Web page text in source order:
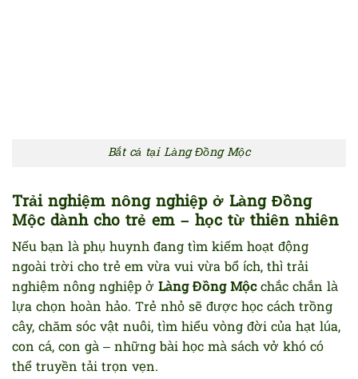
Bắt cá tại Làng Đồng Mộc
Trải nghiệm nông nghiệp ở Làng Đồng
Mộc dành cho trẻ em – học từ thiên nhiên
Nếu bạn là phụ huynh đang tìm kiếm hoạt động
ngoài trời cho trẻ em vừa vui vừa bổ ích, thì trải
nghiệm nông nghiệp ở Làng Đồng Mộcchắc chắn là
lựa chọn hoàn hảo. Trẻ nhỏ sẽ được học cách trồng
cây, chăm sóc vật nuôi, tìm hiểu vòng đời của hạt lúa,
con cá, con gà – những bài học mà sách vở khó có
thể truyền tải trọn vẹn.